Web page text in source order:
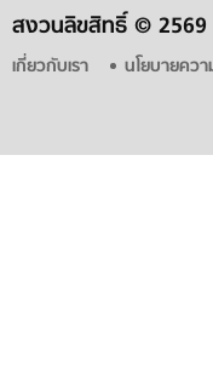
สงวนลิขสิทธิ์ © 2569
เกี่ยวกับเรา นโยบายคว